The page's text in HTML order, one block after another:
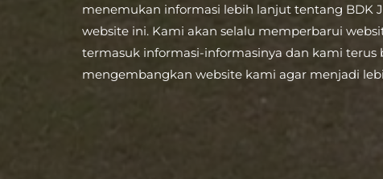
menemukan informasi lebih lanjut tentang BDK
website ini. Kami akan selalu memperbarui
termasuk informasi-informasinya dan kami terus
mengembangkan website kami agar menjadi